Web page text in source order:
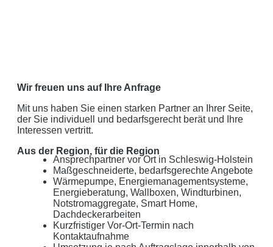
Wir freuen uns auf Ihre Anfrage
Mit uns haben Sie einen starken Partner an Ihrer Seite,
der Sie individuell und bedarfsgerecht berät und Ihre
Interessen vertritt.
Aus der Region, für die Region
Ansprechpartner vor Ort in Schleswig-Holstein
Maßgeschneiderte, bedarfsgerechte Angebote
Wärmepumpe, Energiemanagementsysteme,
Energieberatung, Wallboxen, Windturbinen,
Notstromaggregate, Smart Home,
Dachdeckerarbeiten
Kurzfristiger Vor-Ort-Termin nach
Kontaktaufnahme